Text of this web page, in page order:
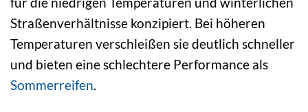
Straßenverhältnisse konzipiert. Bei höheren
Temperaturen verschleißen sie deutlich schneller
und bieten eine schlechtere Performance als
Sommerreifen.